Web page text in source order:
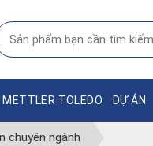
METTLER TOLEDO DỰ ÁN
chuyên ngành